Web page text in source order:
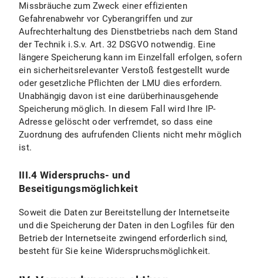
Missbräuche zum Zweck einer effizienten
Gefahrenabwehr vor Cyberangriffen und zur
Aufrechterhaltung des Dienstbetriebs nach dem Stand
der Technik i.S.v. Art. 32 DSGVO notwendig. Eine
längere Speicherung kann im Einzelfall erfolgen, sofern
ein sicherheitsrelevanter Verstoß festgestellt wurde
oder gesetzliche Pflichten der LMU dies erfordern.
Unabhängig davon ist eine darüberhinausgehende
Speicherung möglich. In diesem Fall wird Ihre IP-
Adresse gelöscht oder verfremdet, so dass eine
Zuordnung des aufrufenden Clients nicht mehr möglich
ist.
III.4 Widerspruchs- und
Beseitigungsmöglichkeit
Soweit die Daten zur Bereitstellung der Internetseite
und die Speicherung der Daten in den Logfiles für den
Betrieb der Internetseite zwingend erforderlich sind,
besteht für Sie keine Widerspruchsmöglichkeit.